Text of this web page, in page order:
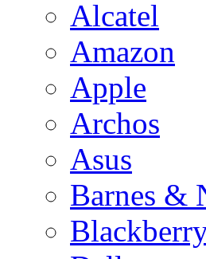
Alcatel
Amazon
Apple
Archos
Asus
Barnes &